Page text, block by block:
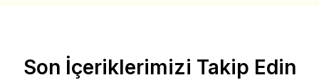
Son İçeriklerimizi Takip Edin